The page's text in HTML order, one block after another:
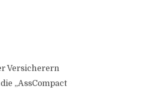
Versicherern
„AssCompact